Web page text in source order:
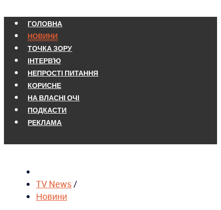
ГОЛОВНА
НОВИНИ
ТОЧКА ЗОРУ
ІНТЕРВ'Ю
НЕПРОСТІ ПИТАННЯ
КОРИСНЕ
НА ВЛАСНІ ОЧІ
ПОДКАСТИ
РЕКЛАМА
TV News/
Новини